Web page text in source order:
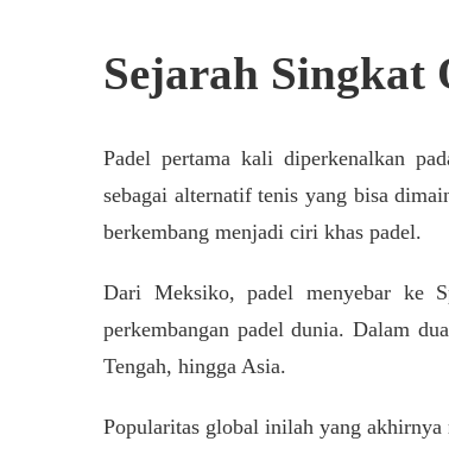
Sejarah Singkat
Padel pertama kali diperkenalkan
sebagai alternatif tenis yang bisa
berkembang menjadi ciri khas padel.
Dari Meksiko, padel menyebar ke
perkembangan padel dunia. Dalam
Tengah, hingga Asia.
Popularitas global inilah yang